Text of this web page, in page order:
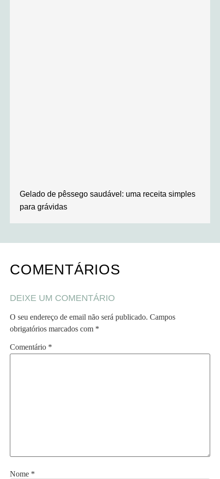
Gelado de pêssego saudável: uma receita simples
para grávidas
COMENTÁRIOS
DEIXE UM COMENTÁRIO
O seu endereço de email não será publicado. Campos
obrigatórios marcados com *
Comentário *
Nome *